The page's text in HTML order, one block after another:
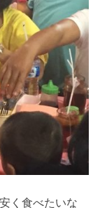
く食べたいな